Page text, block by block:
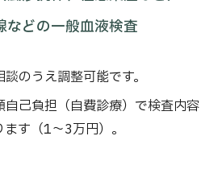
などの一般血液検査
のうえ調整可能です。
自己負担（自費診療）で検査内容
す（1～3万円）。